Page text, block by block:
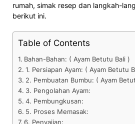
rumah, simak resep dan langkah-
berikut ini.
Table of Contents
Bahan-Bahan: ( Ayam Betutu Bali )
1. Persiapan Ayam: ( Ayam Betutu
2. Pembuatan Bumbu: ( Ayam
3. Pengolahan Ayam:
4. Pembungkusan:
5. Proses Memasak:
6. Penyajian: